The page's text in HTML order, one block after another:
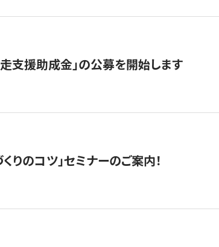
走支援助成金」の公募を開始します
りのコツ」セミナーのご案内！